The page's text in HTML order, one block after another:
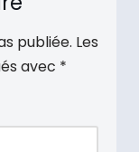
publiée. Les
avec *